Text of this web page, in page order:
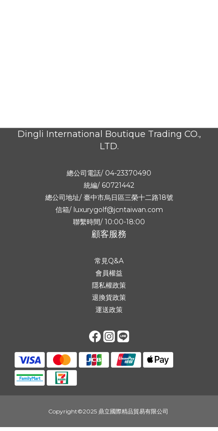
Dingli International Boutique Trading CO.,
LTD.
總公司電話/ 04-23370490
統編/ 60721442
總公司地址/ 臺中市烏日區三榮十二路18號
信箱/ luxurygolf@jcntaiwan.com
聯繫時間/ 10:00-18:00
顧客服務
常見Q&A
會員權益
隱私權政策
退換貨政策
運送政策
Copyright©2025 鼎立國際精品貿易有限公司